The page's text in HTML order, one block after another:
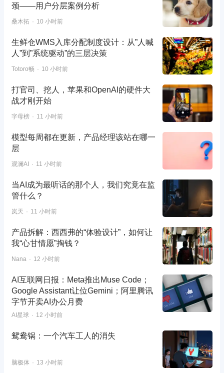
颈——用户分层案例分析
桑木拓 10 小时前
生鲜仓WMS入库分配制度设计：从”人喊
人”到”系统驱动”的三层决策
Totoro畅 10 小时前
打官司、挖人，苹果和OpenAI的硬件大
战才刚开始
字母榜 11 小时前
模型每周都在更新，产品经理该站在哪一
层
观澜AI 11 小时前
当AI成为最听话的那个人，我们究竟在监
管什么？
岚天 11 小时前
产品拆解：西西弗的“体验设计”，如何让
我“心甘情愿”掏钱？
Nana 12 小时前
AI互联网日报：Meta推出Muse Code；
Google Assistant让位Gemini；阿里腾讯
字节开卖AI办公月费
AI星球 12 小时前
鸳鸯锅：一个汽车工人的消失
脑极体 13 小时前